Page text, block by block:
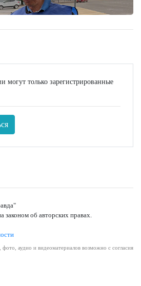
могут только зарегистрированные
об авторских правах.
аудио и видеоматериалов возможно с согласия